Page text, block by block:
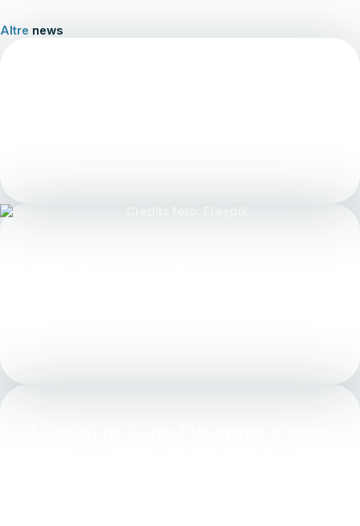
Altre news